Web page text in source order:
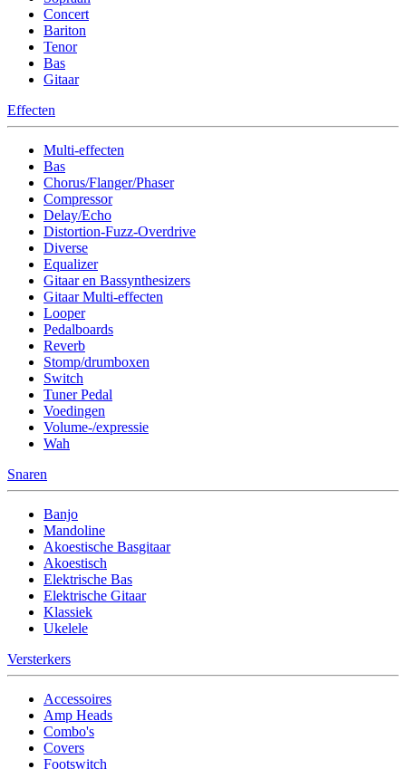
Concert
Bariton
Tenor
Bas
Gitaar
Effecten
Multi-effecten
Bas
Chorus/Flanger/Phaser
Compressor
Delay/Echo
Distortion-Fuzz-Overdrive
Diverse
Equalizer
Gitaar en Bassynthesizers
Gitaar Multi-effecten
Looper
Pedalboards
Reverb
Stomp/drumboxen
Switch
Tuner Pedal
Voedingen
Volume-/expressie
Wah
Snaren
Banjo
Mandoline
Akoestische Basgitaar
Akoestisch
Elektrische Bas
Elektrische Gitaar
Klassiek
Ukelele
Versterkers
Accessoires
Amp Heads
Combo's
Covers
Footswitch